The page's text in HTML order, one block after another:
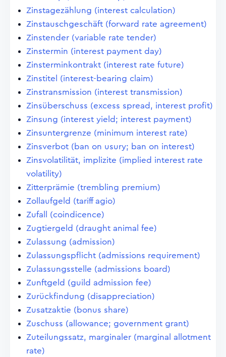
Zinstagezählung (interest calculation)
Zinstauschgeschäft (forward rate agreement)
Zinstender (variable rate tender)
Zinstermin (interest payment day)
Zinsterminkontrakt (interest rate future)
Zinstitel (interest-bearing claim)
Zinstransmission (interest transmission)
Zinsüberschuss (excess spread, interest profit)
Zinsung (interest yield; interest payment)
Zinsuntergrenze (minimum interest rate)
Zinsverbot (ban on usury; ban on interest)
Zinsvolatilität, implizite (implied interest rate
volatility)
Zitterprämie (trembling premium)
Zollaufgeld (tariff agio)
Zufall (coindicence)
Zugtiergeld (draught animal fee)
Zulassung (admission)
Zulassungspflicht (admissions requirement)
Zulassungsstelle (admissions board)
Zunftgeld (guild admission fee)
Zurückfindung (disappreciation)
Zusatzaktie (bonus share)
Zuschuss (allowance; government grant)
Zuteilungssatz, marginaler (marginal allotment
rate)